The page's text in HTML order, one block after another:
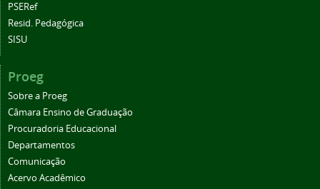
PSERef
Resid. Pedagógica
SISU
Proeg
Sobre a Proeg
Câmara Ensino de Graduação
Procuradoria Educacional
Departamentos
Comunicação
Acervo Acadêmico